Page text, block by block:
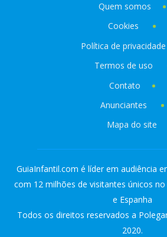
Quem somos
Cookies
Política de privacidade
Termos de uso
Contato
Anunciantes
Mapa do site
GuiaInfantil.com é líder em audiência
com 12 milhões de visitantes únicos
e Espanha
Todos os direitos reservados a
2020.